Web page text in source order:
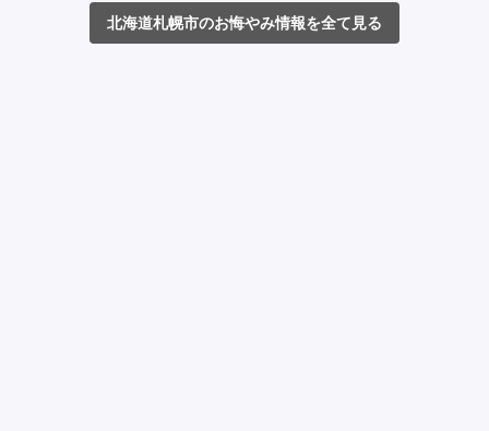
北海道札幌市のお悔やみ情報を全て見る